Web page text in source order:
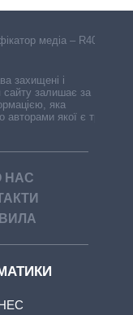
медіа – R40-
захищені і
сайту залишає за
яка
якої є треті
НАС